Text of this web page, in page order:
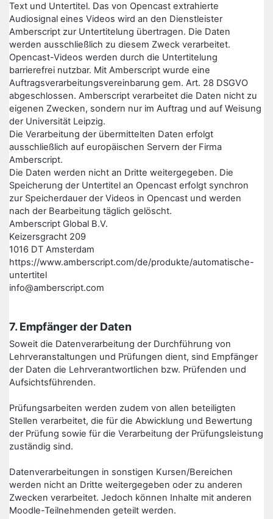
Text und Untertitel. Das von Opencast extrahierte
Audiosignal eines Videos wird an den Dienstleister
Amberscript zur Untertitelung übertragen. Die Daten
werden ausschließlich zu diesem Zweck verarbeitet.
Opencast-Videos werden durch die Untertitelung
barrierefrei nutzbar. Mit Amberscript wurde eine
Auftragsverarbeitungsvereinbarung gem. Art. 28 DSGVO
abgeschlossen. Amberscript verarbeitet die Daten nicht zu
eigenen Zwecken, sondern nur im Auftrag und auf Weisung
der Universität Leipzig.
Die Verarbeitung der übermittelten Daten erfolgt
ausschließlich auf europäischen Servern der Firma
Amberscript.
Die Daten werden nicht an Dritte weitergegeben. Die
Speicherung der Untertitel an Opencast erfolgt synchron
zur Speicherdauer der Videos in Opencast und werden
nach der Bearbeitung täglich gelöscht.
Amberscript Global B.V.
Keizersgracht 209
1016 DT Amsterdam
https://www.amberscript.com/de/produkte/automatische-
untertitel
info@amberscript.com
7. Empfänger der Daten
Soweit die Datenverarbeitung der Durchführung von
Lehrveranstaltungen und Prüfungen dient, sind Empfänger
der Daten die Lehrverantwortlichen bzw. Prüfenden und
Aufsichtsführenden.
Prüfungsarbeiten werden zudem von allen beteiligten
Stellen verarbeitet, die für die Abwicklung und Bewertung
der Prüfung sowie für die Verarbeitung der Prüfungsleistung
zuständig sind.
Datenverarbeitungen in sonstigen Kursen/Bereichen
werden nicht an Dritte weitergegeben oder zu anderen
Zwecken verarbeitet. Jedoch können Inhalte mit anderen
Moodle-Teilnehmenden geteilt werden.